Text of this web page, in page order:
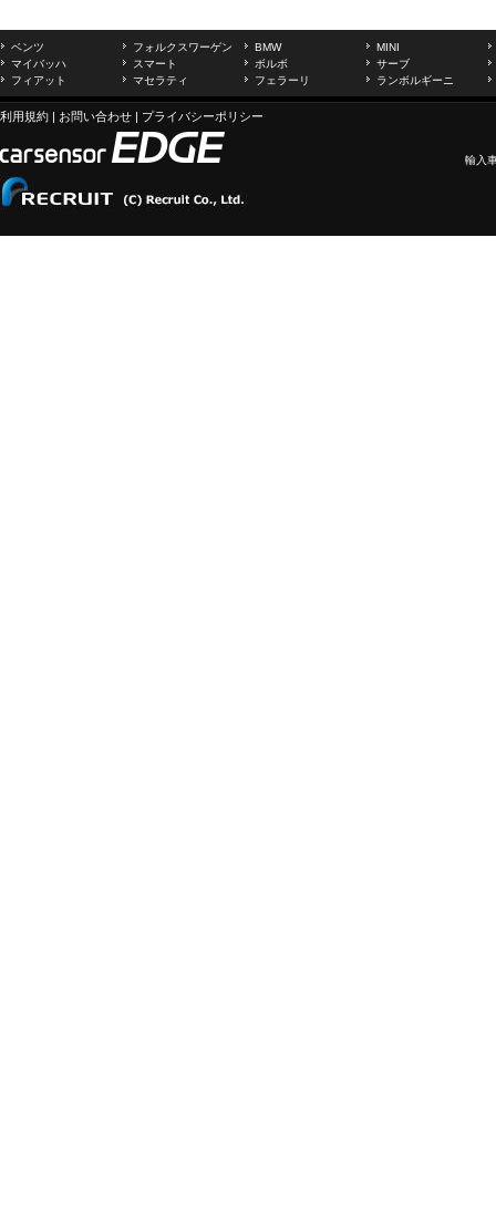
ベンツ フォルクスワーゲン BMW
MINI
マイバッハ
スマート ボルボ
サーブ
フィアット
マセラティ フェラーリ ランボルギーニ
利用規約 | お問い合わせ | プライバシーポリシー
輸入